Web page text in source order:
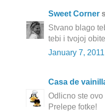
Sweet Corner
Stvano blago
tebi i tvojoj
January 7,
Casa de
Odlicno ste
Prelepe fotke!